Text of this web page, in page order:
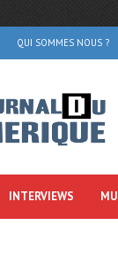
QUI SOMMES NOUS ?
INTERVIEWS